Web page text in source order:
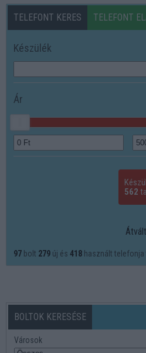
TELEFONT KERES TELEFONT
Készülék
Ár
562
97 bolt 279 új és 418 használt
BOLTOK KERESÉSE
Városok